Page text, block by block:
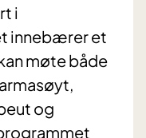
i
innebærer et
møte både
og